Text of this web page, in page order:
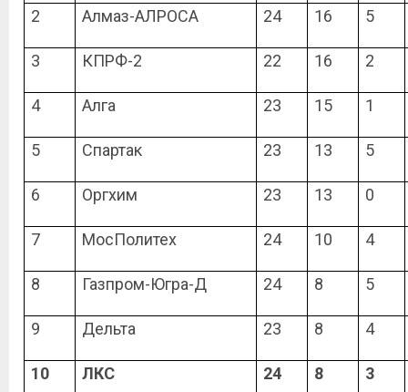
2 Алмаз-АЛРОСА 24 16 5
3 КПРФ-2 22 16 2
4 Алга 23 15 1
5 Спартак 23 13 5
6 Оргхим 23 13 0
7 МосПолитех 24 10 4
8 Газпром-Югра-Д 24 8 5
9 Дельта 23 8 4
10 ЛКС 24 8 3